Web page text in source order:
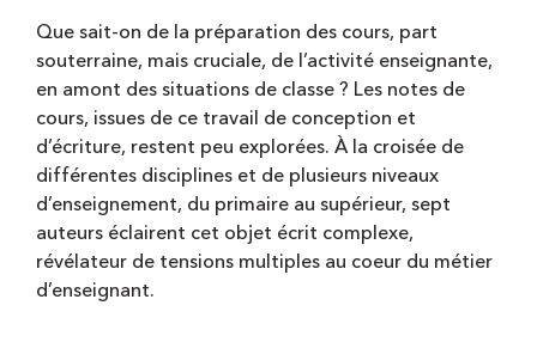
Que sait-on de la préparation des cours, part
souterraine, mais cruciale, de l’activité enseignante,
en amont des situations de classe ? Les notes de
cours, issues de ce travail de conception et
d’écriture, restent peu explorées. À la croisée de
différentes disciplines et de plusieurs niveaux
d’enseignement, du primaire au supérieur, sept
auteurs éclairent cet objet écrit complexe,
révélateur de tensions multiples au coeur du métier
d’enseignant.